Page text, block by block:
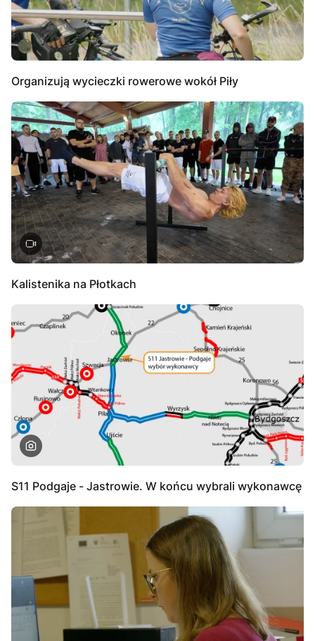
Organizują wycieczki rowerowe wokół Piły
Kalistenika na Płotkach
S11 Podgaje - Jastrowie. W końcu wybrali wykonawcę